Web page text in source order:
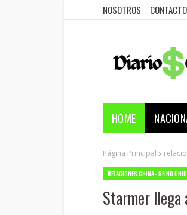
NOSOTROS CONTACTO
HOME
Página Principal
RELACIONES CHINA - REINO
Starmer llega